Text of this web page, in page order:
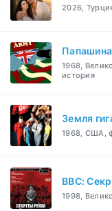
2026,
1968,
история
Земля
1968, США,
BBC:
1998,